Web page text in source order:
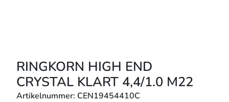
RINGKORN HIGH END
CRYSTAL KLART 4,4/1.0 M22
Artikelnummer: CEN19454410C